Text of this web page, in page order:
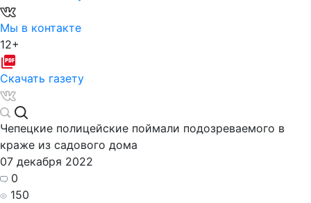
Мы в контакте
12+
Скачать газету
Чепецкие полицейские поймали подозреваемого в
краже из садового дома
07 декабря 2022
0
150